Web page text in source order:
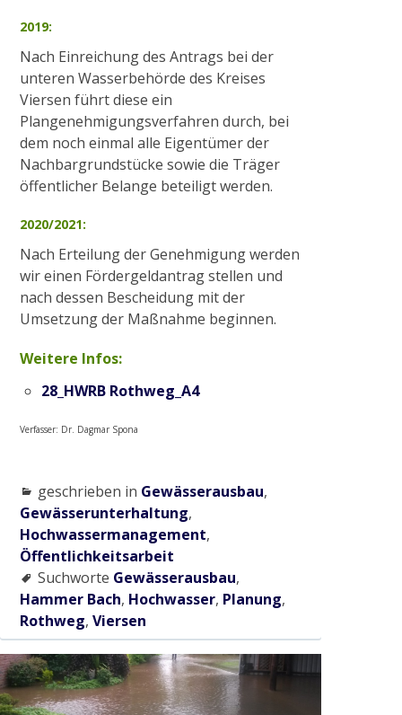
2019:
Nach Einreichung des Antrags bei der
unteren Wasserbehörde des Kreises
Viersen führt diese ein
Plangenehmigungsverfahren durch, bei
dem noch einmal alle Eigentümer der
Nachbargrundstücke sowie die Träger
öffentlicher Belange beteiligt werden.
2020/2021:
Nach Erteilung der Genehmigung werden
wir einen Fördergeldantrag stellen und
nach dessen Bescheidung mit der
Umsetzung der Maßnahme beginnen.
Weitere Infos:
28_HWRB Rothweg_A4
Verfasser: Dr. Dagmar Spona
geschrieben in Gewässerausbau,
Gewässerunterhaltung,
Hochwassermanagement,
Öffentlichkeitsarbeit
Suchworte Gewässerausbau,
Hammer Bach, Hochwasser, Planung,
Rothweg, Viersen